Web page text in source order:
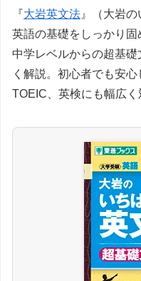
『大岩英文法』（大岩の
英語の基礎をしっかり固
中学レベルからの超基
く解説。初心者でも安
TOEIC、英検にも幅広く